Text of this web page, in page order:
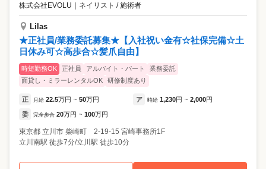
株式会社EVOLU ｜ ネイリスト / 施術者
Lilas
★正社員/業務委託募集★【入社祝い金有☆社保完備☆土
日休み可☆高歩合☆髪爪自由】
時短勤務OK 正社員 アルバイト・パート
業務委託
面貸し・ミラーレンタルOK
研修制度あり
正 月給 22.5万円 ~ 50万円 ア 時給 1,230円 ~ 2,000円
委 完全歩合 20万円 ~ 100万円
東京都 立川市 柴崎町 2-19-15 宮崎事務所1F
立川南駅 徒歩7分/立川駅 徒歩10分